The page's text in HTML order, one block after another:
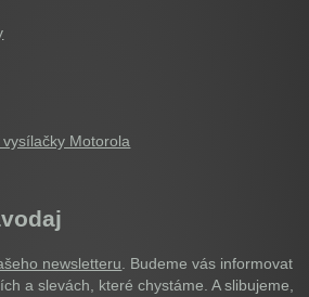
Motorola
newsletteru . Budeme vás informovat
a slevách, které chystáme. A slibujeme,